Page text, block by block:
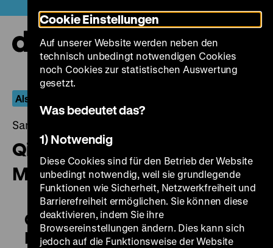
zum
Seiteninhalt
springen
Also like Life
Samstag, 06. Februar 2016, 21.00 - 00.00 Uhr
Qian xi man po / Millennium
Mambo
Qian xi man po / Millennium
Mambo
Cookie Einstellungen
Auf unserer Website werden neben den
technisch unbedingt notwendigen Cookies
noch Cookies zur statistischen Auswertung
gesetzt.
Was bedeutet das?
1) Notwendig
Diese Cookies sind für den Betrieb der Website
unbedingt notwendig, weil sie grundlegende
Funktionen wie Sicherheit, Netzwerkfreiheit und
Barrierefreiheit ermöglichen. Sie können diese
deaktivieren, indem Sie ihre
Browsereinstellungen ändern. Dies kann sich
jedoch auf die Funktionsweise der Website